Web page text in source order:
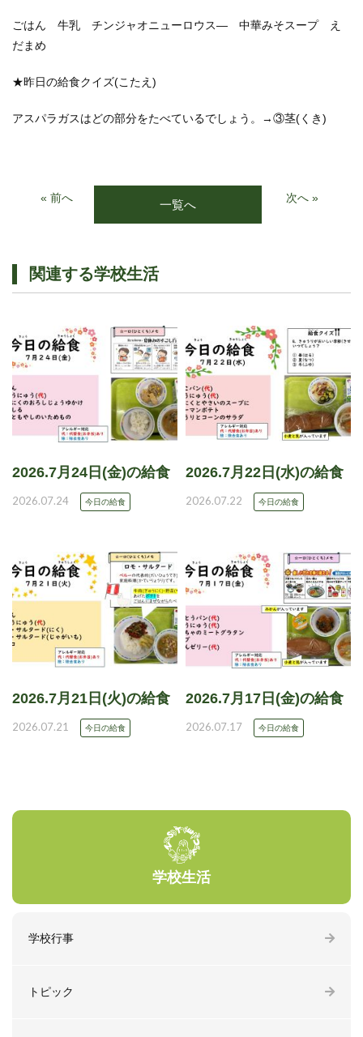
ごはん 牛乳 チンジャオニューロウス― 中華みそスープ え
だまめ
★昨日の給食クイズ(こたえ)
アスパラガスはどの部分をたべているでしょう。→③茎(くき)
« 前へ 一覧へ 次へ »
関連する学校生活
2026.7月24日(金)の給食
2026.07.24 今日の給食
2026.7月22日(水)の給食
2026.07.22 今日の給食
2026.7月21日(火)の給食
2026.07.21 今日の給食
2026.7月17日(金)の給食
2026.07.17 今日の給食
学校生活
学校行事
トピック